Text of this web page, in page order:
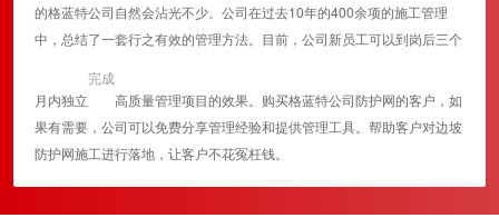
的格蓝特公司自然会沾光不少。公司在过去10年的400余项的施工管理
中，总结了一套行之有效的管理方法。目前，公司新员工可以到岗后三个
月内独立
完成
高质量管理项目的效果。购买格蓝特公司防护网的客户，如
果有需要，公司可以免费分享管理经验和提供管理工具。帮助客户对边坡
防护网施工进行落地，让客户不花冤枉钱。